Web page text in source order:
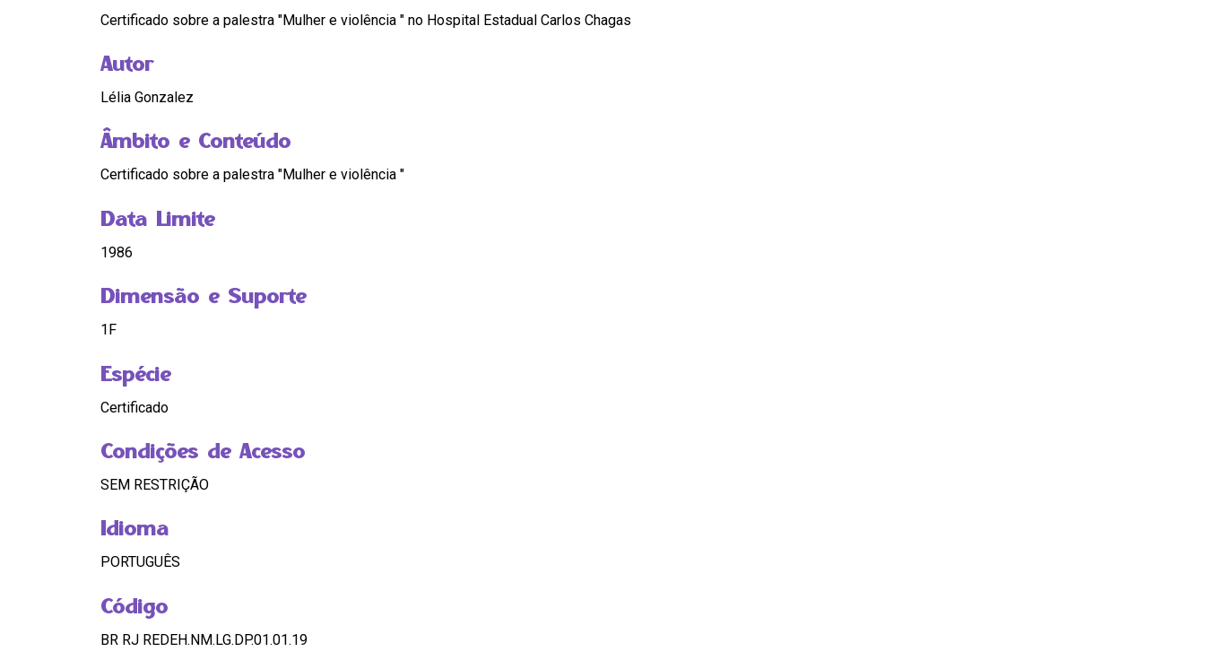
Certificado sobre a palestra "Mulher e violência " no Hospital Estadual Carlos Chagas
Autor
Lélia Gonzalez
Âmbito e Conteúdo
Certificado sobre a palestra "Mulher e violência "
Data Limite
1986
Dimensão e Suporte
1F
Espécie
Certificado
Condições de Acesso
SEM RESTRIÇÃO
Idioma
PORTUGUÊS
Código
BR RJ REDEH.NM.LG.DP.01.01.19